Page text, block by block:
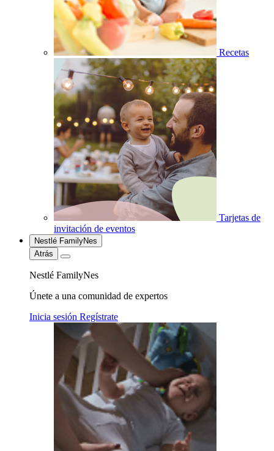
Recetas
Tarjetas de
invitación de eventos
Nestlé FamilyNes
Atrás
Nestlé FamilyNes
Únete a una comunidad de expertos
Inicia sesión Regístrate